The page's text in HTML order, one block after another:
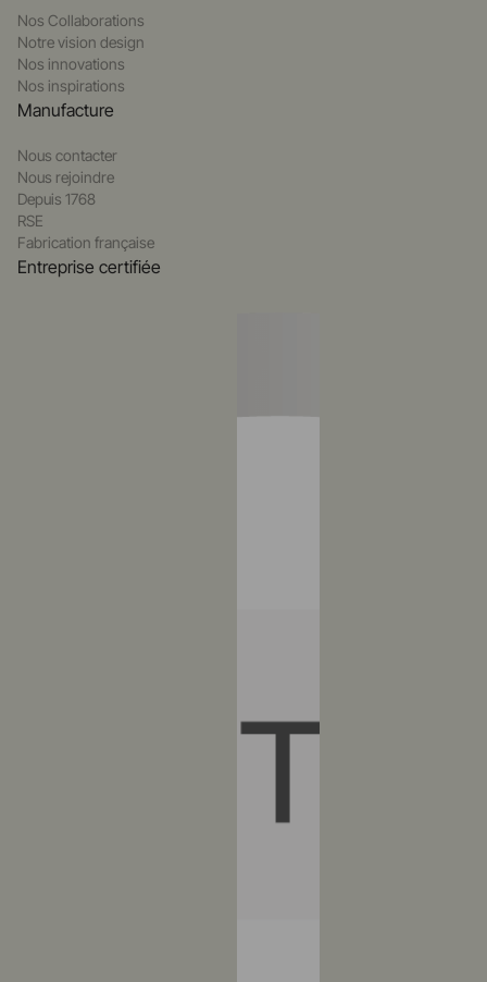
Nos Collaborations
Notre vision design
Nos innovations
Nos inspirations
Manufacture
Nous contacter
Nous rejoindre
Depuis 1768
RSE
Fabrication française
Entreprise certifiée